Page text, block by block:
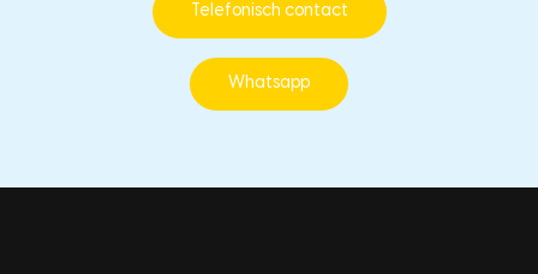
Telefonisch contact
Whatsapp